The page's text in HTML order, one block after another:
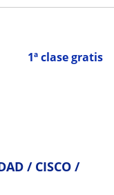
1ª clase gratis
/ CISCO /